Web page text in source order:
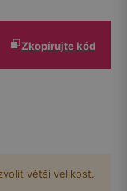
Zkopírujte kód
větší velikost.